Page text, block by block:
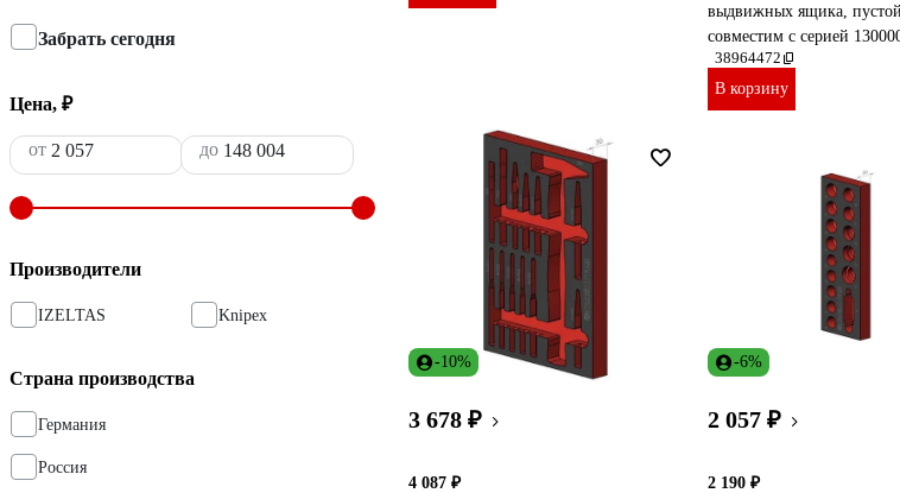
Забрать сегодня
Цена, ₽
от до
Производители
IZELTAS Knipex
Страна производства
Германия
Россия
выдвижных ящика,
совместим с серией
38964472
В корзину
-10%
3 678 ₽
4 087 ₽
-6%
2 057 ₽
2 190 ₽